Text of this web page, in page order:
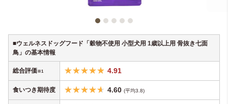
■ウェルネスドッグフード「穀物不使用 小型犬用 1歳以上用 骨抜き七面
鳥」の基本情報
総合評価※1 4.91
食いつき期待度 4.60 (平均3.8)